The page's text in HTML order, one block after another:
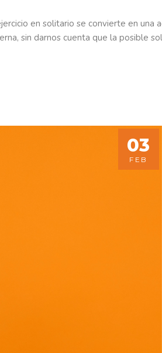
en solitario se convierte en una
sin darnos cuenta que la posible
03
FEB